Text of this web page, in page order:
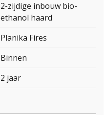
2-zijdige inbouw bio-
ethanol haard
Planika Fires
Binnen
2 jaar